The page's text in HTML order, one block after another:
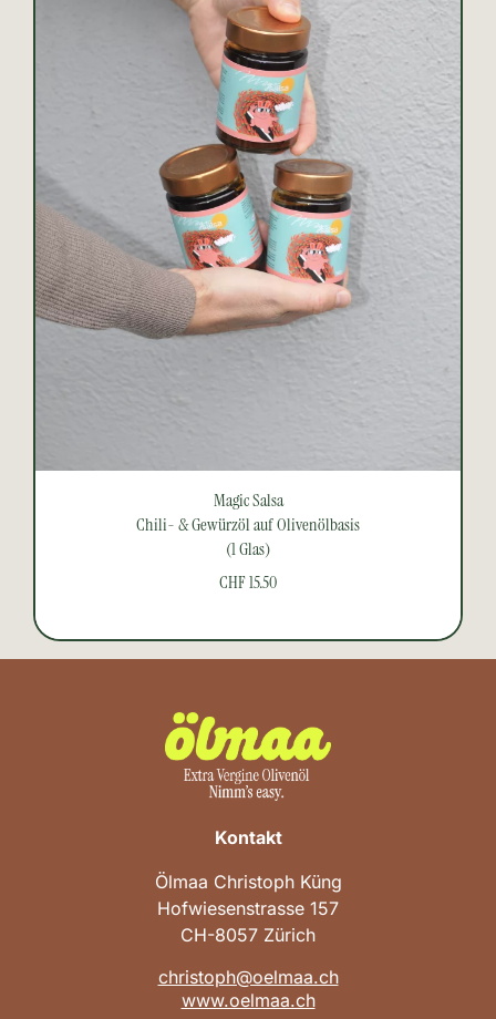
Magic Salsa
Chili- & Gewürzöl auf Olivenölbasis
(1 Glas)
CHF 15.50
Kontakt
Ölmaa Christoph Küng
Hofwiesenstrasse 157
CH-8057 Zürich
christoph@oelmaa.ch
www.oelmaa.ch